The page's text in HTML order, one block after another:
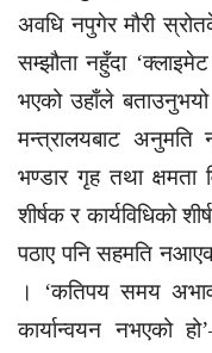
अवधि नपुगेर मौरी
सम्झौता नहुँदा
भएको उहाँले
मन्त्रालयबाट
भण्डार गृह तथा क्षमता
शीर्षक र कार्यविधिको
पठाए पनि सहमति
। ‘कतिपय समय
कार्यान्वयन नभएको